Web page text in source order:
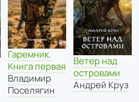
Гаремник.
Книга первая
Владимир
Поселягин
Ветер над
островами
Андрей Круз